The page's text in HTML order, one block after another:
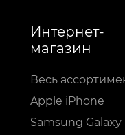
Интернет-
магазин
Весь
Apple iPhone
Samsung Galaxy